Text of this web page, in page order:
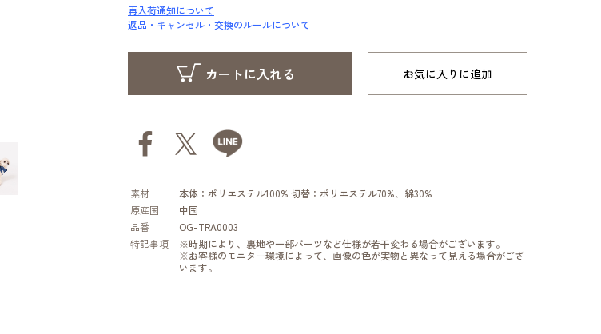
再入荷通知について
返品・キャンセル・交換のルールについて
お気に入りに追加
素材
本体：ポリエステル100% 切替：ポリエステル70%、綿30%
原産国
中国
品番
OG-TRA0003
特記事項
※時期により、裏地や一部パーツなど仕様が若干変わる場合がございます。
※お客様のモニター環境によって、画像の色が実物と異なって見える場合がござ
います。